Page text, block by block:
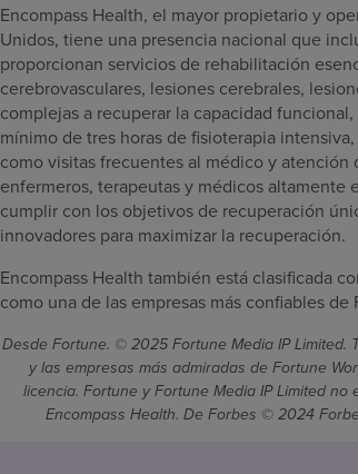
Encompass Health, el mayor propietario y
Unidos, tiene una presencia nacional que
proporcionan servicios de rehabilitación
cerebrovasculares, lesiones cerebrales,
complejas a recuperar la capacidad
mínimo de tres horas de fisioterapia
como visitas frecuentes al médico y
enfermeros, terapeutas y médicos altamente
cumplir con los objetivos de recuperación
innovadores para maximizar la recuperación.
Encompass Health también está clasificada
como una de las empresas más confiables de
Desde Fortune. © 2025 Fortune Media IP
y las empresas más admiradas de Fortune
licencia. Fortune y Fortune Media IP Limited
Encompass Health. De Forbes © 2024